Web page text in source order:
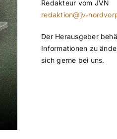
Redakteur vom JVN
redaktion@jv-
Der Herausgeber
Informationen zu
sich gerne bei uns.